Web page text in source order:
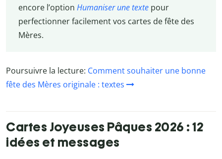
encore l’option Humaniser une textepour
perfectionner facilement vos cartes de fête des
Mères.
Poursuivre la lecture: Comment souhaiter une bonne
fête des Mères originale : textes
Cartes Joyeuses Pâques 2026 : 12
idées et messages